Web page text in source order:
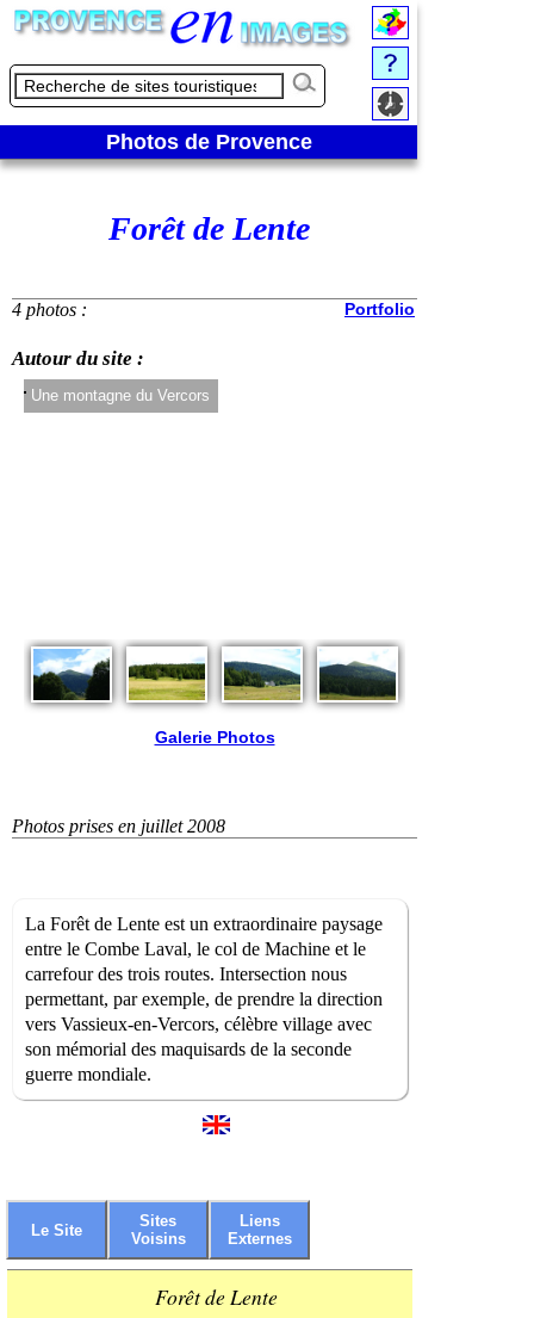
Photos de Provence
Forêt de Lente
4 photos : Portfolio
Autour du site :
Une montagne du Vercors
Galerie Photos
Photos prises en juillet 2008
La Forêt de Lente est un extraordinaire paysage
entre le Combe Laval, le col de Machine et le
carrefour des trois routes. Intersection nous
permettant, par exemple, de prendre la direction
vers Vassieux-en-Vercors, célèbre village avec
son mémorial des maquisards de la seconde
guerre mondiale.
Le Site
Sites
Voisins
Liens
Externes
Forêt de Lente